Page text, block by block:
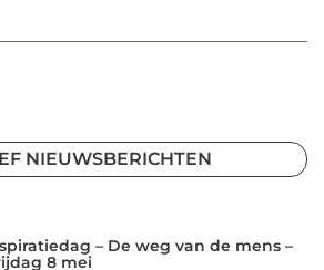
NIEUWSBERICHTEN
– De weg van de mens –
8 mei